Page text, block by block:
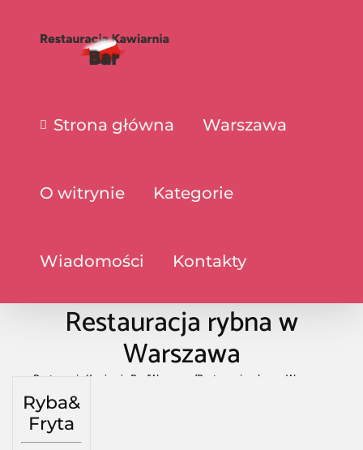
Strona główna Warszawa
O witrynie Kategorie
Wiadomości Kontakty
Restauracja rybna w
Warszawa
Restauracja Kawiarnia Bar /Warszawa /Restauracja rybna w Warszawa
Ryba&
Fryta